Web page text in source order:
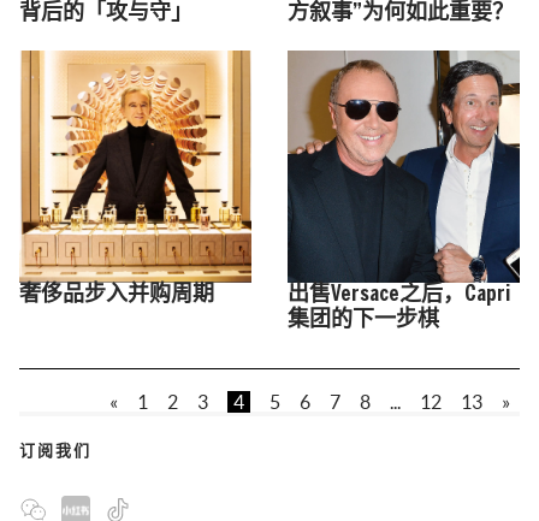
背后的「攻与守」
方叙事”为何如此重要？
奢侈品步入并购周期
出售Versace之后，Capri
集团的下一步棋
« 1 2 3 4 5 6 7 8 ... 12 13 »
订阅我们